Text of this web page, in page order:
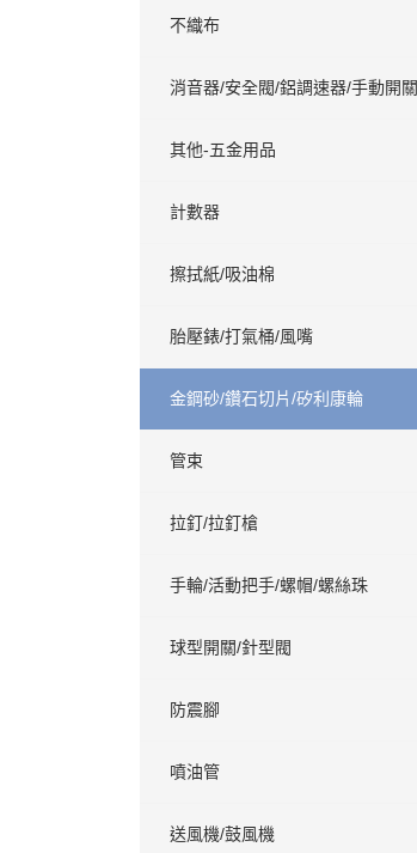
不織布
消音器/安全閥/鋁調速器/手動開關
其他-五金用品
計數器
擦拭紙/吸油棉
胎壓錶/打氣桶/風嘴
金鋼砂/鑽石切片/矽利康輪
管束
拉釘/拉釘槍
手輪/活動把手/螺帽/螺絲珠
球型開關/針型閥
防震腳
噴油管
送風機/鼓風機